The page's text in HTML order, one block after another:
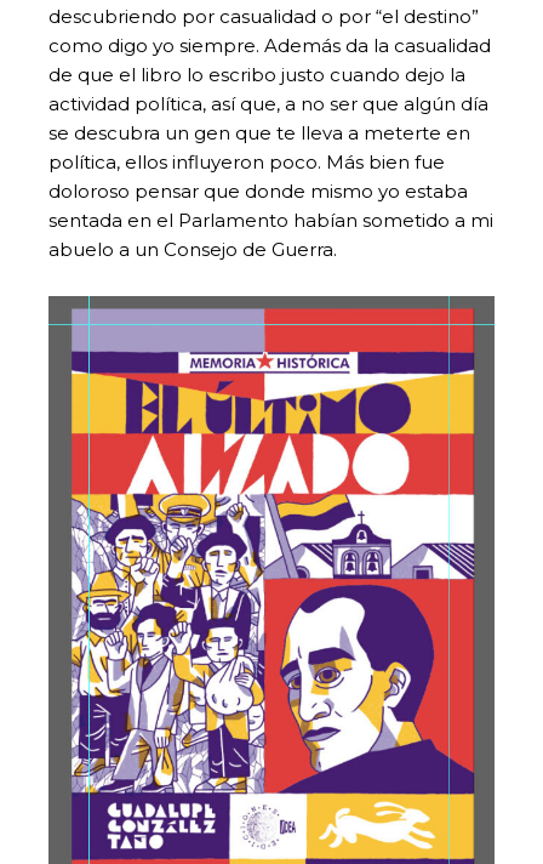
descubriendo por casualidad o por “el destino”
como digo yo siempre. Además da la casualidad
de que el libro lo escribo justo cuando dejo la
actividad política, así que, a no ser que algún día
se descubra un gen que te lleva a meterte en
política, ellos influyeron poco. Más bien fue
doloroso pensar que donde mismo yo estaba
sentada en el Parlamento habían sometido a mi
abuelo a un Consejo de Guerra.